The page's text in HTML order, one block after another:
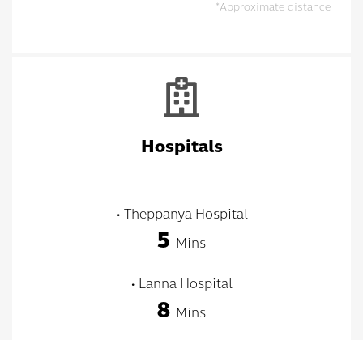
Hospitals
• Theppanya Hospital
5 Mins
• Lanna Hospital
8 Mins